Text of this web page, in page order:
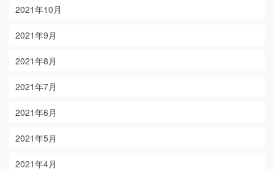
2021年10月
2021年9月
2021年8月
2021年7月
2021年6月
2021年5月
2021年4月